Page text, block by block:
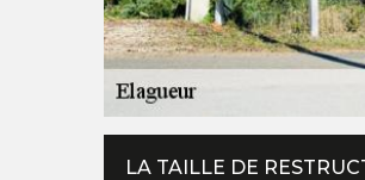
LA TAILLE DE